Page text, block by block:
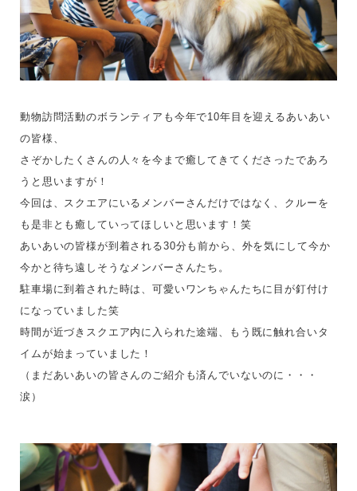
動物訪問活動のボランティアも今年で10年目を迎えるあいあい
の皆様、
さぞかしたくさんの人々を今まで癒してきてくださったであろ
うと思いますが！
今回は、スクエアにいるメンバーさんだけではなく、クルーを
も是非とも癒していってほしいと思います！笑
あいあいの皆様が到着される30分も前から、外を気にして今か
今かと待ち遠しそうなメンバーさんたち。
駐車場に到着された時は、可愛いワンちゃんたちに目が釘付け
になっていました笑
時間が近づきスクエア内に入られた途端、もう既に触れ合いタ
イムが始まっていました！
（まだあいあいの皆さんのご紹介も済んでいないのに・・・
涙）